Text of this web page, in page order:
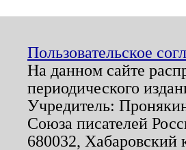
Пользовательское
На данном сайте
периодического
Учредитель:
Союза писателей
680032, Хабаровский